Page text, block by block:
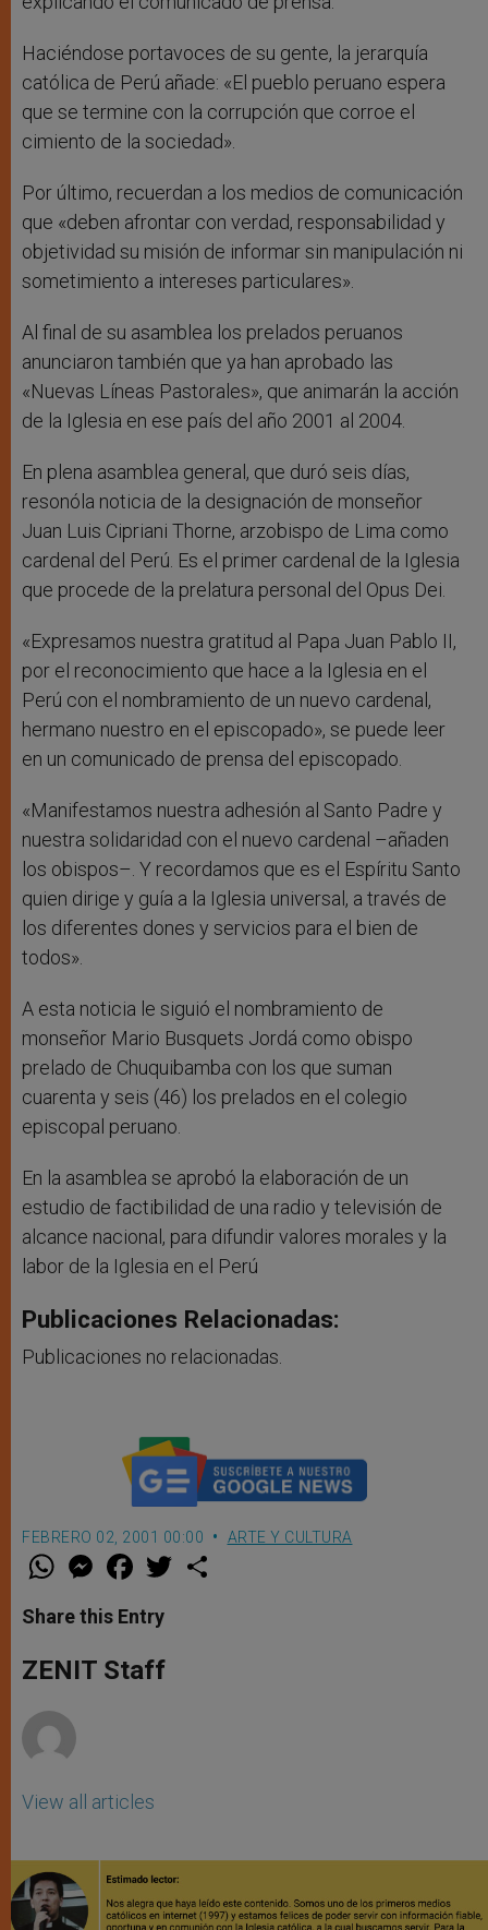
Haciéndose portavoces de su gente, la jerarquía
católica de Perú añade: «El pueblo peruano espera
que se termine con la corrupción que corroe el
cimiento de la sociedad».
Por último, recuerdan a los medios de comunicación
que «deben afrontar con verdad, responsabilidad y
objetividad su misión de informar sin manipulación ni
sometimiento a intereses particulares».
Al final de su asamblea los prelados peruanos
anunciaron también que ya han aprobado las
«Nuevas Líneas Pastorales», que animarán la acción
de la Iglesia en ese país del año 2001 al 2004.
En plena asamblea general, que duró seis días,
resonóla noticia de la designación de monseñor
Juan Luis Cipriani Thorne, arzobispo de Lima como
cardenal del Perú. Es el primer cardenal de la Iglesia
que procede de la prelatura personal del Opus Dei.
«Expresamos nuestra gratitud al Papa Juan Pablo II,
por el reconocimiento que hace a la Iglesia en el
Perú con el nombramiento de un nuevo cardenal,
hermano nuestro en el episcopado», se puede leer
en un comunicado de prensa del episcopado.
«Manifestamos nuestra adhesión al Santo Padre y
nuestra solidaridad con el nuevo cardenal –añaden
los obispos–. Y recordamos que es el Espíritu Santo
quien dirige y guía a la Iglesia universal, a través de
los diferentes dones y servicios para el bien de
todos».
A esta noticia le siguió el nombramiento de
monseñor Mario Busquets Jordá como obispo
prelado de Chuquibamba con los que suman
cuarenta y seis (46) los prelados en el colegio
episcopal peruano.
En la asamblea se aprobó la elaboración de un
estudio de factibilidad de una radio y televisión de
alcance nacional, para difundir valores morales y la
labor de la Iglesia en el Perú
Publicaciones Relacionadas:
Publicaciones no relacionadas.
FEBRERO 02, 2001 00:00 ARTE Y CULTURA
W
t
s
p
p
M
e
s
e
g
e
F
a
e
b
o
k
w
Share this Entry
ZENIT Staff
View all articles